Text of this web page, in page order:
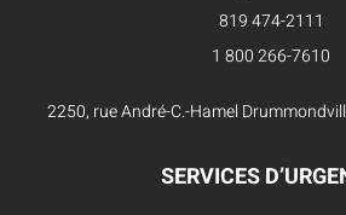
819 474-2111
1 800 266-7610
2250, rue André-C.-Hamel
SERVICES